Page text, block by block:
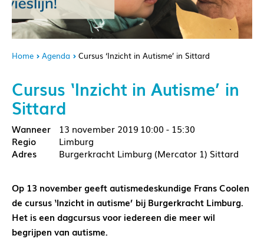
Home Agenda Cursus ‘Inzicht in Autisme’ in Sittard
Cursus ‘Inzicht in Autisme’ in
Sittard
13 november 2019 10:00 - 15:30
Limburg
Burgerkracht Limburg (Mercator 1) Sittard
Op 13 november geeft autismedeskundige Frans Coolen
de cursus ‘Inzicht in autisme’ bij Burgerkracht Limburg.
Het is een dagcursus voor iedereen die meer wil
begrijpen van autisme.